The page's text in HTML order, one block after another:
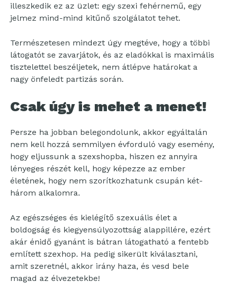
illeszkedik ez az üzlet: egy szexi fehérnemű, egy
jelmez mind-mind kitűnő szolgálatot tehet.
Természetesen mindezt úgy megtéve, hogy a többi
látogatót se zavarjátok, és az eladókkal is maximális
tisztelettel beszéljetek, nem átlépve határokat a
nagy önfeledt partizás során.
Csak úgy is mehet a menet!
Persze ha jobban belegondolunk, akkor egyáltalán
nem kell hozzá semmilyen évforduló vagy esemény,
hogy eljussunk a szexshopba, hiszen ez annyira
lényeges részét kell, hogy képezze az ember
életének, hogy nem szorítkozhatunk csupán két-
három alkalomra.
Az egészséges és kielégítő szexuális élet a
boldogság és kiegyensúlyozottság alappillére, ezért
akár énidő gyanánt is bátran látogatható a fentebb
említett szexhop. Ha pedig sikerült kiválasztani,
amit szeretnél, akkor irány haza, és vesd bele
magad az élvezetekbe!